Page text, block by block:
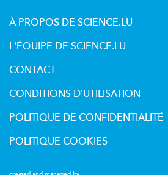
À PROPOS DE SCIENCE.LU
L'ÉQUIPE DE SCIENCE.LU
CONTACT
CONDITIONS D'UTILISATION
POLITIQUE DE CONFIDENTIALITÉ
POLITIQUE COOKIES